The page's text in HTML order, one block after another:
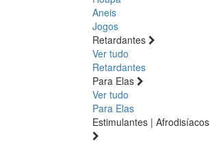
Aneis
Jogos
Retardantes
Ver tudo
Retardantes
Para Elas
Ver tudo
Para Elas
Estimulantes | Afrodisíacos